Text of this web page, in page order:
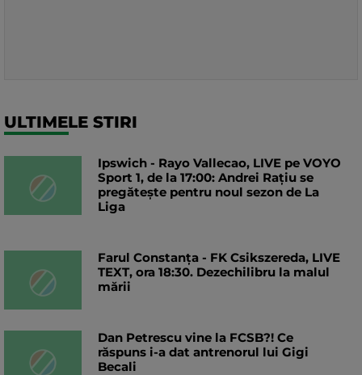
ULTIMELE STIRI
Ipswich - Rayo Vallecao, LIVE pe VOYO
Sport 1, de la 17:00: Andrei Rațiu se
pregătește pentru noul sezon de La
Liga
Farul Constanța - FK Csikszereda, LIVE
TEXT, ora 18:30. Dezechilibru la malul
mării
Dan Petrescu vine la FCSB?! Ce
răspuns i-a dat antrenorul lui Gigi
Becali